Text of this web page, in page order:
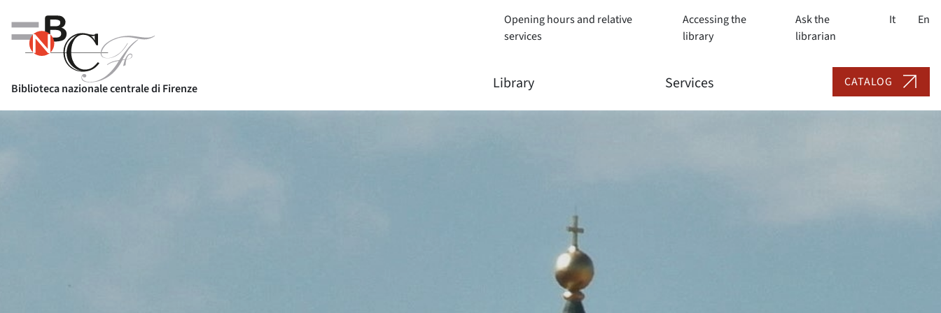
Biblioteca nazionale centrale di Firenze
Opening hours and relative
services
Accessing the
library
Ask the
librarian
It En
Library Services CATALOG